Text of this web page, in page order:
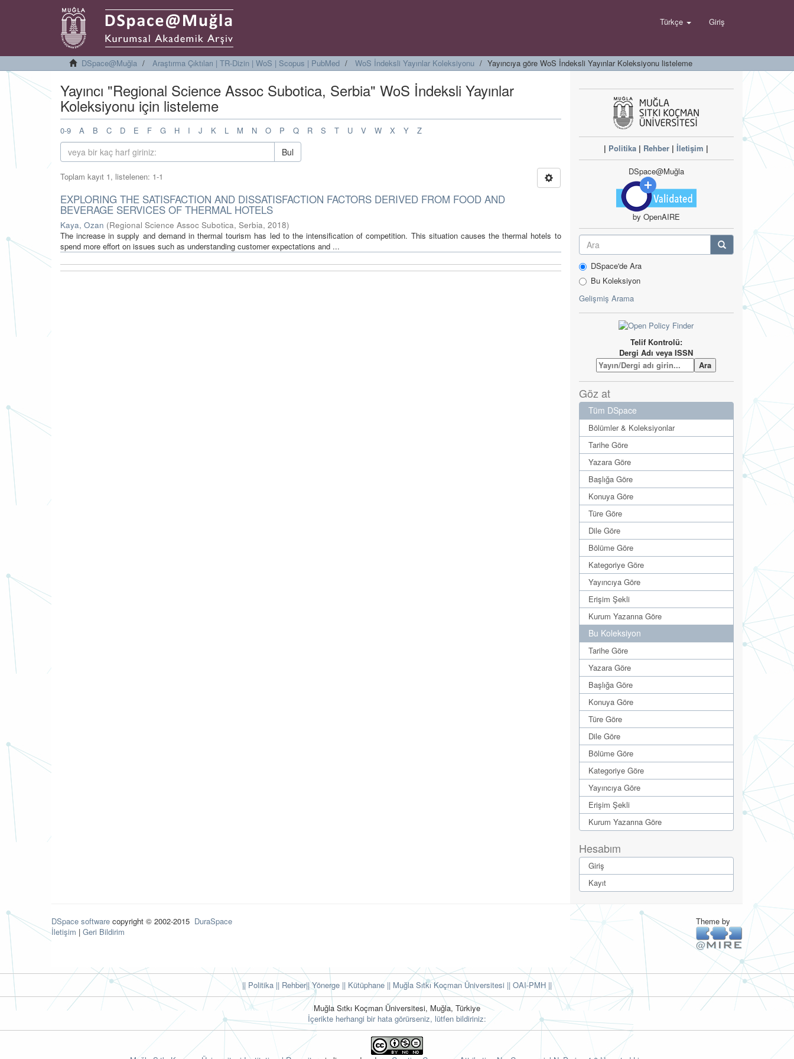
Türkçe Giriş
DSpace@Muğla Araştırma Çıktıları | TR-Dizin | WoS | Scopus | PubMed WoS İndeksli Yayınlar Koleksiyonu Yayıncıya göre WoS İndeksli Yayınlar Koleksiyonu listeleme
Yayıncı "Regional Science Assoc Subotica, Serbia" WoS İndeksli Yayınlar
Koleksiyonu için listeleme
0-9 A B C D E F G H I J K L M N O P Q R S T U V W X Y Z
Bul
Toplam kayıt 1, listelenen: 1-1
EXPLORING THE SATISFACTION AND DISSATISFACTION FACTORS DERIVED FROM FOOD AND
BEVERAGE SERVICES OF THERMAL HOTELS
Kaya, Ozan (Regional Science Assoc Subotica, Serbia, 2018)
The increase in supply and demand in thermal tourism has led to the intensification of competition. This situation causes the thermal hotels to
spend more effort on issues such as understanding customer expectations and ...
| Politika | Rehber |İletişim |
DSpace@Muğla
by OpenAIRE
DSpace'de Ara
Bu Koleksiyon
Gelişmiş Arama
Telif Kontrolü:
Dergi Adı veya ISSN
Göz at
Tüm DSpace
Bölümler & Koleksiyonlar
Tarihe Göre
Yazara Göre
Başlığa Göre
Konuya Göre
Türe Göre
Dile Göre
Bölüme Göre
Kategoriye Göre
Yayıncıya Göre
Erişim Şekli
Kurum Yazarına Göre
Bu Koleksiyon
Tarihe Göre
Yazara Göre
Başlığa Göre
Konuya Göre
Türe Göre
Dile Göre
Bölüme Göre
Kategoriye Göre
Yayıncıya Göre
Erişim Şekli
Kurum Yazarına Göre
Hesabım
Giriş
Kayıt
DSpace software copyright © 2002-2015 DuraSpace
İletişim | Geri Bildirim
Theme by
|| Politika || Rehber|| Yönerge || Kütüphane || Muğla Sıtkı Koçman Üniversitesi || OAI-PMH ||
Muğla Sıtkı Koçman Üniversitesi, Muğla, Türkiye
İçerikte herhangi bir hata görürseniz, lütfen bildiriniz: